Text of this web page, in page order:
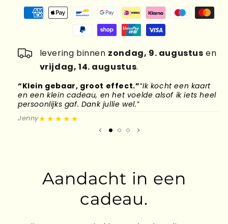
levering binnen zondag, 9. augustus en
vrijdag, 14. augustus.
“Klein gebaar, groot effect.”“Ik kocht een kaart
en een klein cadeau, en het voelde alsof ik iets heel
persoonlijks gaf. Dank jullie wel.”
Jenny★★★★★
Aandacht in een
cadeau.